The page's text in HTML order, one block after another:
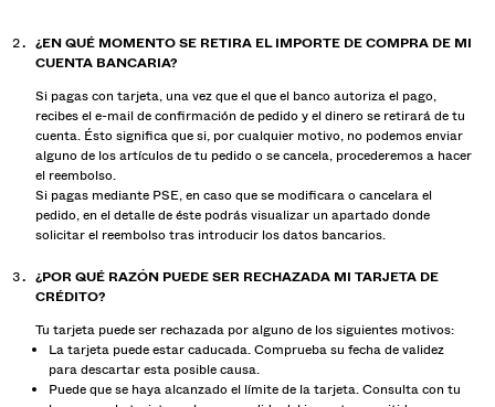
¿EN QUÉ MOMENTO SE RETIRA EL IMPORTE DE COMPRA DE MI
CUENTA BANCARIA?
Si pagas con tarjeta, una vez que el que el banco autoriza el pago,
recibes el e-mail de confirmación de pedido y el dinero se retirará de tu
cuenta. Ésto significa que si, por cualquier motivo, no podemos enviar
alguno de los artículos de tu pedido o se cancela, procederemos a hacer
el reembolso.
Si pagas mediante PSE, en caso que se modificara o cancelara el
pedido, en el detalle de éste podrás visualizar un apartado donde
solicitar el reembolso tras introducir los datos bancarios.
¿POR QUÉ RAZÓN PUEDE SER RECHAZADA MI TARJETA DE
CRÉDITO?
Tu tarjeta puede ser rechazada por alguno de los siguientes motivos:
La tarjeta puede estar caducada. Comprueba su fecha de validez
para descartar esta posible causa.
Puede que se haya alcanzado el límite de la tarjeta. Consulta con tu